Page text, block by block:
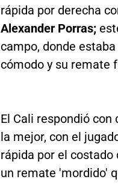
rápida por derecha
Alexander Porras;
campo, donde
cómodo y su remate
El Cali respondió
la mejor, con el
rápida por el
un remate 'mordido'